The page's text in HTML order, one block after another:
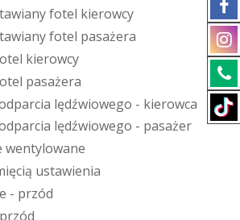
tawianyfotel kierowcy
tawianyfotel pasażera
otel kierowcy
otel pasażera
dparcia lędźwiowego - kierowca
dparcia lędźwiowego - pasażer
wentylowane
ięcią ustawienia
e - przód
przód